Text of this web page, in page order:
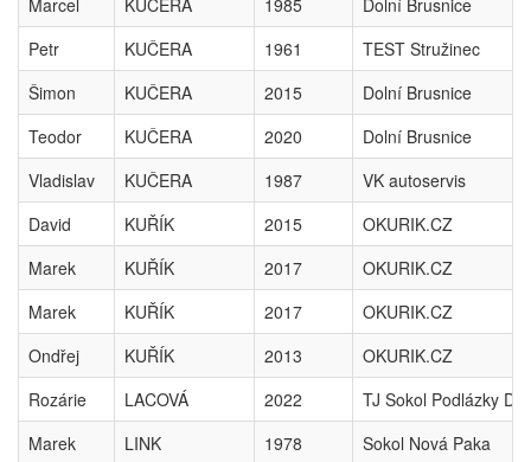
Marcel
KUČERA 1985
Dolní Brusnice
Petr
KUČERA 1961
TEST Stružinec
Šimon
KUČERA 2015
Dolní Brusnice
Teodor
KUČERA 2020
Dolní Brusnice
Vladislav
KUČERA 1987
VK autoservis
David
KUŘÍK 2015
OKURIK.CZ
Marek
KUŘÍK 2017
OKURIK.CZ
Marek
KUŘÍK 2017
OKURIK.CZ
Ondřej
KUŘÍK 2013
OKURIK.CZ
Rozárie
LACOVÁ 2022
TJ Sokol Podlázky
Marek
LINK 1978 Sokol Nová Paka